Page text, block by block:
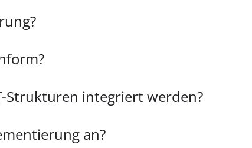
Strukturen integriert werden?
an?